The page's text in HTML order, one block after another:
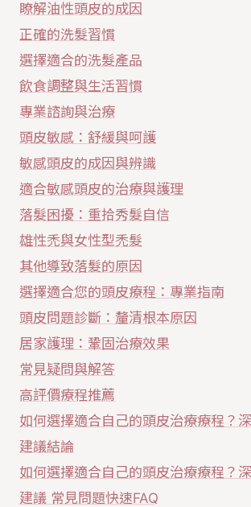
瞭解油性頭皮的成因
正確的洗髮習慣
選擇適合的洗髮產品
飲食調整與生活習慣
專業諮詢與治療
頭皮敏感：舒緩與呵護
敏感頭皮的成因與辨識
適合敏感頭皮的治療與護理
落髮困擾：重拾秀髮自信
雄性禿與女性型禿髮
其他導致落髮的原因
選擇適合您的頭皮療程：專業指南
頭皮問題診斷：釐清根本原因
居家護理：鞏固治療效果
常見疑問與解答
高評價療程推薦
如何選擇適合自己的頭皮治療療程？
建議結論
如何選擇適合自己的頭皮治療療程？
建議 常見問題快速FAQ